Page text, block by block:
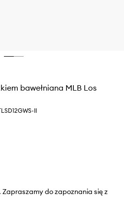
bawełniana MLB Los
II
Zapraszamy do zapoznania się z